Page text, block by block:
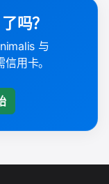
吗？
与
用卡。